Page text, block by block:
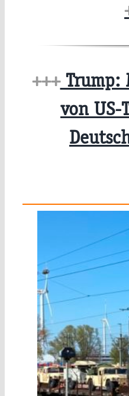
+++Trump:
von US-